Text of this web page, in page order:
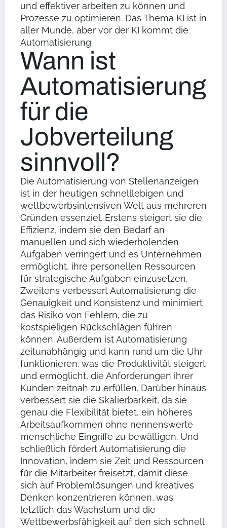
und effektiver arbeiten zu können und
Prozesse zu optimieren. Das Thema KI ist in
aller Munde, aber vor der KI kommt die
Automatisierung.
Wann ist
Automatisierung
für die
Jobverteilung
sinnvoll?
Die Automatisierung von Stellenanzeigen
ist in der heutigen schnelllebigen und
wettbewerbsintensiven Welt aus mehreren
Gründen essenziel. Erstens steigert sie die
Effizienz, indem sie den Bedarf an
manuellen und sich wiederholenden
Aufgaben verringert und es Unternehmen
ermöglicht, ihre personellen Ressourcen
für strategische Aufgaben einzusetzen.
Zweitens verbessert Automatisierung die
Genauigkeit und Konsistenz und minimiert
das Risiko von Fehlern, die zu
kostspieligen Rückschlägen führen
können. Außerdem ist Automatisierung
zeitunabhängig und kann rund um die Uhr
funktionieren, was die Produktivität steigert
und ermöglicht, die Anforderungen ihrer
Kunden zeitnah zu erfüllen. Darüber hinaus
verbessert sie die Skalierbarkeit, da sie
genau die Flexibilität bietet, ein höheres
Arbeitsaufkommen ohne nennenswerte
menschliche Eingriffe zu bewältigen. Und
schließlich fördert Automatisierung die
Innovation, indem sie Zeit und Ressourcen
für die Mitarbeiter freisetzt, damit diese
sich auf Problemlösungen und kreatives
Denken konzentrieren können, was
letztlich das Wachstum und die
Wettbewerbsfähigkeit auf den sich schnell